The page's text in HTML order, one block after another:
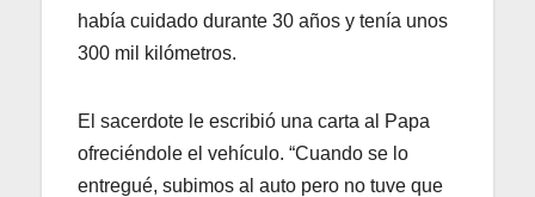
había cuidado durante 30 años y tenía unos
300 mil kilómetros.
El sacerdote le escribió una carta al Papa
ofreciéndole el vehículo. “Cuando se lo
entregué, subimos al auto pero no tuve que